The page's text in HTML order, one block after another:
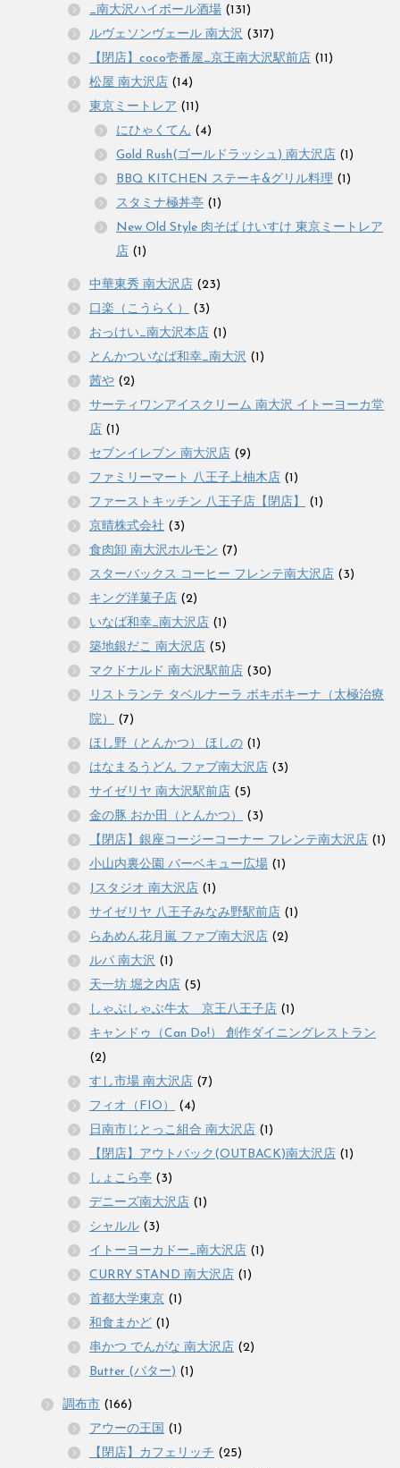
_南大沢ハイボール酒場 (131)
ルヴェソンヴェール 南大沢 (317)
【閉店】coco壱番屋_京王南大沢駅前店 (11)
松屋 南大沢店 (14)
東京ミートレア (11)
にひゃくてん (4)
Gold Rush(ゴールドラッシュ) 南大沢店 (1)
BBQ KITCHEN ステーキ&グリル料理 (1)
スタミナ極丼亭 (1)
New Old Style 肉そば けいすけ 東京ミートレア
店 (1)
中華東秀 南大沢店 (23)
口楽（こうらく）
(3)
おっけい_南大沢本店 (1)
とんかついなば和幸_南大沢 (1)
茜や (2)
サーティワンアイスクリーム 南大沢 イトーヨーカ堂
店 (1)
セブンイレブン 南大沢店 (9)
ファミリーマート 八王子上柚木店 (1)
ファーストキッチン 八王子店【閉店】
(1)
京晴株式会社 (3)
食肉卸 南大沢ホルモン (7)
スターバックス コーヒー フレンテ南大沢店 (3)
キング洋菓子店 (2)
いなば和幸_南大沢店 (1)
築地銀だこ 南大沢店 (5)
マクドナルド 南大沢駅前店 (30)
リストランテ タベルナーラ ボキボキーナ（太極治療
院）
(7)
ほし野（とんかつ） ほしの (1)
はなまるうどん ファブ南大沢店 (3)
サイゼリヤ 南大沢駅前店 (5)
金の豚 おか田（とんかつ）
(3)
【閉店】銀座コージーコーナー フレンテ南大沢店 (1)
小山内裏公園 バーベキュー広場 (1)
Jスタジオ 南大沢店 (1)
サイゼリヤ 八王子みなみ野駅前店 (1)
らあめん花月嵐 ファブ南大沢店 (2)
ルパ 南大沢 (1)
天一坊 堀之内店 (5)
しゃぶしゃぶ牛太 京王八王子店 (1)
キャンドゥ（Can Do!） 創作ダイニングレストラン
(2)
すし市場 南大沢店 (7)
フィオ（FIO）
(4)
日南市じとっこ組合 南大沢店 (1)
【閉店】アウトバック(OUTBACK)南大沢店 (1)
しょこら亭 (3)
デニーズ南大沢店 (1)
シャルル (3)
イトーヨーカドー_南大沢店 (1)
CURRY STAND 南大沢店 (1)
首都大学東京 (1)
和食まかど (1)
串かつ でんがな 南大沢店 (2)
Butter (バター) (1)
調布市 (166)
アウーの王国 (1)
【閉店】カフェリッチ (25)